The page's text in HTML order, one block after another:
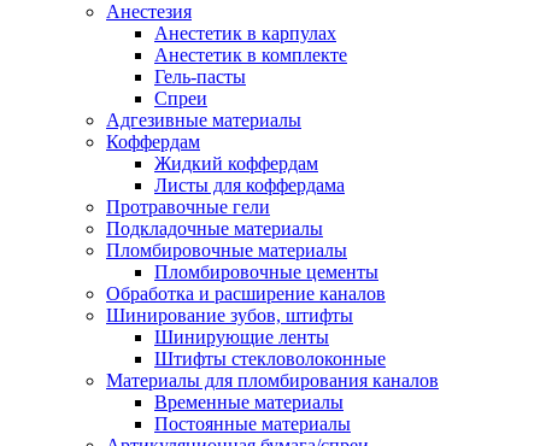
Анестезия
Анестетик в карпулах
Анестетик в комплекте
Гель-пасты
Спреи
Адгезивные материалы
Коффердам
Жидкий коффердам
Листы для коффердама
Протравочные гели
Подкладочные материалы
Пломбировочные материалы
Пломбировочные цементы
Обработка и расширение каналов
Шинирование зубов, штифты
Шинирующие ленты
Штифты стекловолоконные
Материалы для пломбирования каналов
Временные материалы
Постоянные материалы